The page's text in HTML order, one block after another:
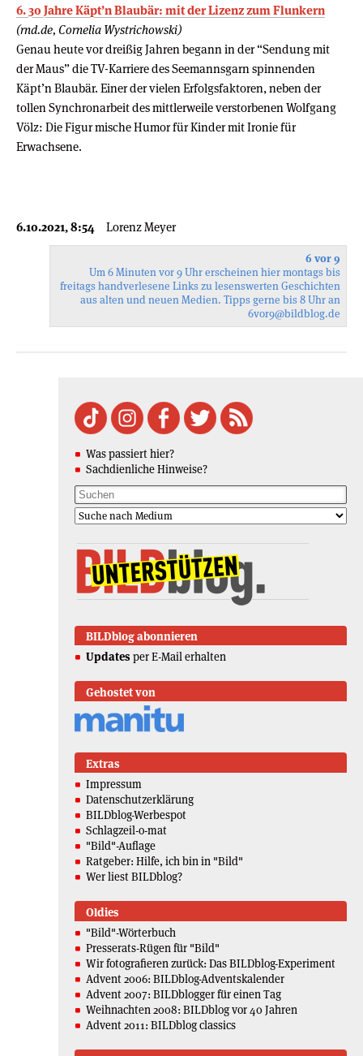
6. 30 Jahre Käpt’n Blaubär: mit der Lizenz zum Flunkern
(rnd.de, Cornelia Wystrichowski)
Genau heute vor dreißig Jahren begann in der “Sendung mit
der Maus” die TV-Karriere des Seemannsgarn spinnenden
Käpt’n Blaubär. Einer der vielen Erfolgsfaktoren, neben der
tollen Synchronarbeit des mittlerweile verstorbenen Wolfgang
Völz: Die Figur mische Humor für Kinder mit Ironie für
Erwachsene.
6.10.2021, 8:54 Lorenz Meyer
6 vor 9
Um 6 Minuten vor 9 Uhr erscheinen hier montags bis
freitags handverlesene Links zu lesenswerten Geschichten
aus alten und neuen Medien. Tipps gerne bis 8 Uhr an
6vor9@bildblog.de
Was passiert hier?
Sachdienliche Hinweise?
BILDblog abonnieren
Updates per E-Mail erhalten
Gehostet von
Extras
Impressum
Datenschutzerklärung
BILDblog-Werbespot
Schlagzeil-o-mat
"Bild"-Auflage
Ratgeber: Hilfe, ich bin in "Bild"
Wer liest BILDblog?
Oldies
"Bild"-Wörterbuch
Presserats-Rügen für "Bild"
Wir fotografieren zurück: Das BILDblog-Experiment
Advent 2006: BILDblog-Adventskalender
Advent 2007: BILDblogger für einen Tag
Weihnachten 2008: BILDblog vor 40 Jahren
Advent 2011: BILDblog classics